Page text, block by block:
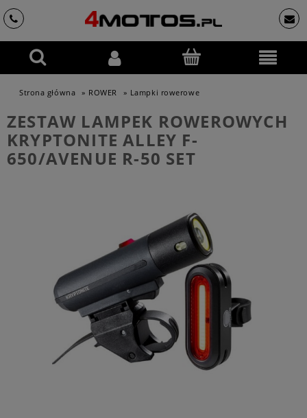
Strona główna » ROWER » Lampki rowerowe
ZESTAW LAMPEK ROWEROWYCH
KRYPTONITE ALLEY F-
650/AVENUE R-50 SET